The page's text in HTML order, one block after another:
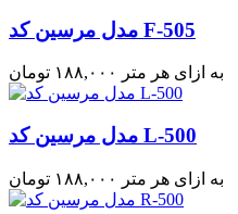
مدل مرسین کد F-505
۱۸۸,۰۰۰ تومان به ازای هر متر
مدل مرسین کد L-500
۱۸۸,۰۰۰ تومان به ازای هر متر